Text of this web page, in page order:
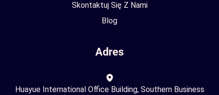
Skontaktuj Się Z Nami
Blog
Adres
Huayue International Office Building, Southern Business